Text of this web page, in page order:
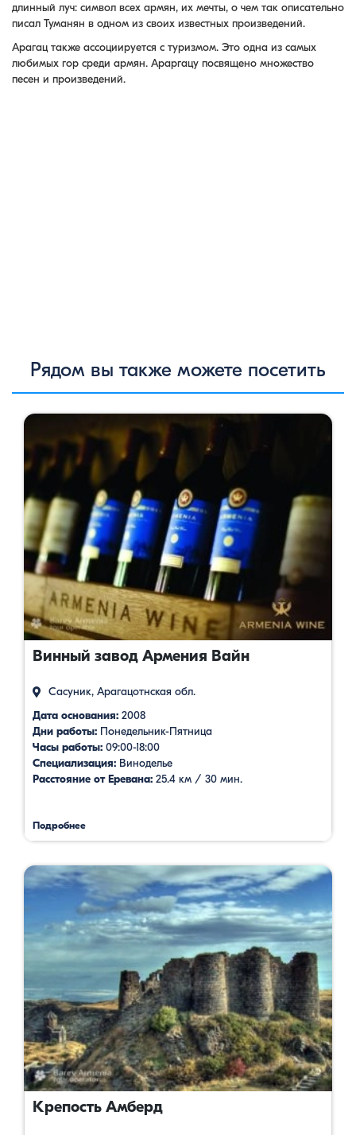
длинный луч: символ всех армян, их мечты, о чем так описательно
писал Туманян в одном из своих известных произведений.
Арагац также ассоциируется с туризмом. Это одна из самых
любимых гор среди армян. Араргацу посвящено множество
песен и произведений.
Рядом вы также можете посетить
Винный завод Армения Вайн
Сасуник, Арагацотнская обл.
Дата основания: 2008
Дни работы: Понедельник-Пятница
Часы работы: 09:00-18:00
Специализация: Виноделье
Расстояние от Еревана: 25.4 км / 30 мин.
Подробнее
Крепость Амберд